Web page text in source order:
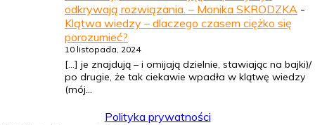
odkrywają rozwiązania. – Monika SKRODZKA -
Klątwa wiedzy – dlaczego czasem ciężko się
porozumieć?
10 listopada, 2024
[…] je znajdują – i omijają dzielnie, stawiając na bajki)/
po drugie, że tak ciekawie wpadła w klątwę wiedzy
(mój…
Polityka prywatności